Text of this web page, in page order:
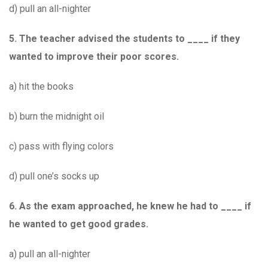
d) pull an all-nighter
5. The teacher advised the students to ____ if they
wanted to improve their poor scores.
a) hit the books
b) burn the midnight oil
c) pass with flying colors
d) pull one’s socks up
6. As the exam approached, he knew he had to ____ if
he wanted to get good grades.
a) pull an all-nighter